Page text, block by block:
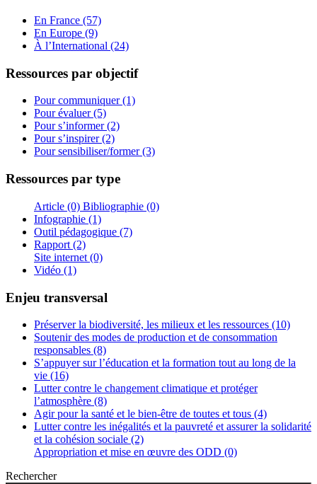
En France (57)
En Europe (9)
À l’International (24)
Ressources par objectif
Pour communiquer (1)
Pour évaluer (5)
Pour s’informer (2)
Pour s’inspirer (2)
Pour sensibiliser/former (3)
Ressources par type
Article (0) Bibliographie (0)
Infographie (1)
Outil pédagogique (7)
Rapport (2)
Site internet (0)
Vidéo (1)
Enjeu transversal
Préserver la biodiversité, les milieux et les ressources (10)
Soutenir des modes de production et de consommation
responsables (8)
S’appuyer sur l’éducation et la formation tout au long de la
vie (16)
Lutter contre le changement climatique et protéger
l’atmosphère (8)
Agir pour la santé et le bien-être de toutes et tous (4)
Lutter contre les inégalités et la pauvreté et assurer la solidarité
et la cohésion sociale (2)
Appropriation et mise en œuvre des ODD (0)
Rechercher